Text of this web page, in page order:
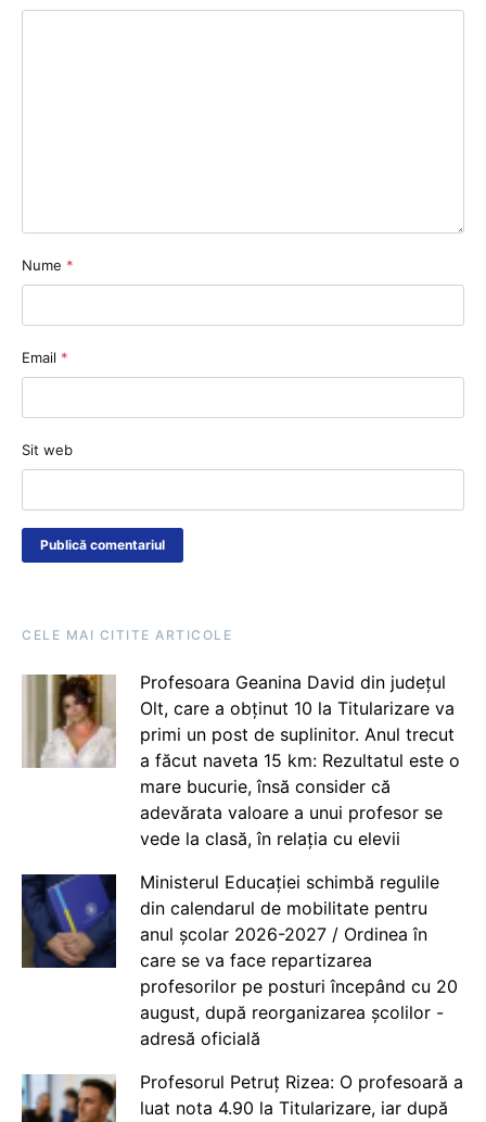
Nume *
Email *
Sit web
CELE MAI CITITE ARTICOLE
Profesoara Geanina David din județul
Olt, care a obținut 10 la Titularizare va
primi un post de suplinitor. Anul trecut
a făcut naveta 15 km: Rezultatul este o
mare bucurie, însă consider că
adevărata valoare a unui profesor se
vede la clasă, în relația cu elevii
Ministerul Educației schimbă regulile
din calendarul de mobilitate pentru
anul școlar 2026-2027 / Ordinea în
care se va face repartizarea
profesorilor pe posturi începând cu 20
august, după reorganizarea școlilor -
adresă oficială
Profesorul Petruț Rizea: O profesoară a
luat nota 4.90 la Titularizare, iar după